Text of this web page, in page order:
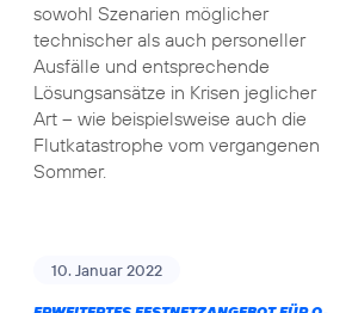
sowohl Szenarien möglicher
technischer als auch personeller
Ausfälle und entsprechende
Lösungsansätze in Krisen jeglicher
Art – wie beispielsweise auch die
Flutkatastrophe vom vergangenen
Sommer.
10. Januar 2022